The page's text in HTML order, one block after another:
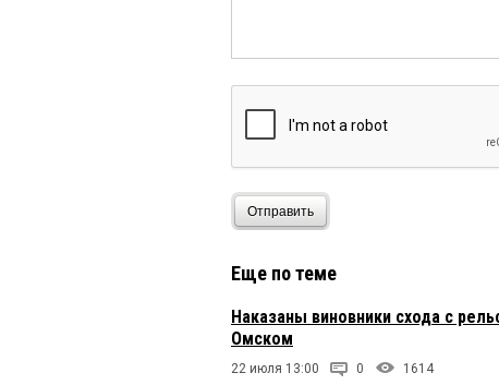
Отправить
Еще по теме
Наказаны виновники схода с
Омском
22 июля 13:00 0 1614